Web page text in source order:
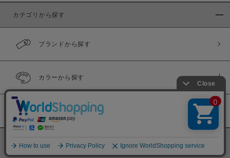
カテゴリから探す
ブランドから探す
カラーから探す
履き比べ可能商品
©BINGOYA Co,.Ltd.